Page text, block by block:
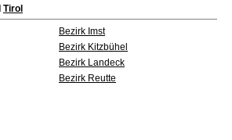
Tirol
Bezirk Imst
Bezirk Kitzbühel
Bezirk Landeck
Bezirk Reutte